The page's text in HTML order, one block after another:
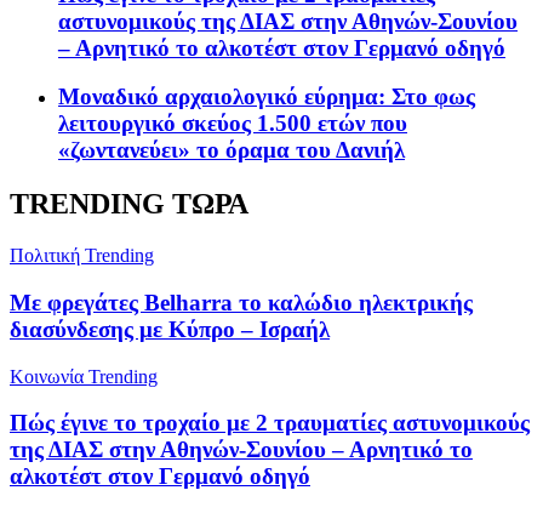
αστυνομικούς της ΔΙΑΣ στην Αθηνών-Σουνίου
– Αρνητικό το αλκοτέστ στον Γερμανό οδηγό
Μοναδικό αρχαιολογικό εύρημα: Στο φως
λειτουργικό σκεύος 1.500 ετών που
«ζωντανεύει» το όραμα του Δανιήλ
TRENDING ΤΩΡΑ
Πολιτική Trending
Με φρεγάτες Belharra το καλώδιο ηλεκτρικής
διασύνδεσης με Κύπρο – Ισραήλ
Κοινωνία Trending
Πώς έγινε το τροχαίο με 2 τραυματίες αστυνομικούς
της ΔΙΑΣ στην Αθηνών-Σουνίου – Αρνητικό το
αλκοτέστ στον Γερμανό οδηγό